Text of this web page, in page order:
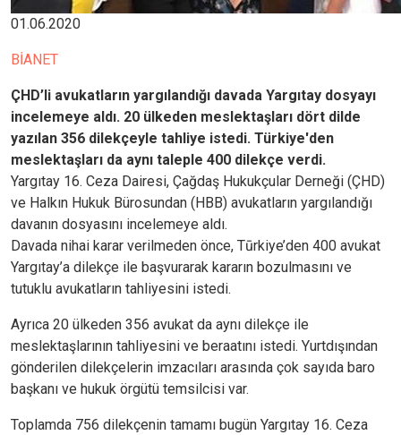
01.06.2020
BİANET
ÇHD’li avukatların yargılandığı davada Yargıtay dosyayı
incelemeye aldı. 20 ülkeden meslektaşları dört dilde
yazılan 356 dilekçeyle tahliye istedi. Türkiye'den
meslektaşları da aynı taleple 400 dilekçe verdi.
Yargıtay 16. Ceza Dairesi, Çağdaş Hukukçular Derneği (ÇHD)
ve Halkın Hukuk Bürosundan (HBB) avukatların yargılandığı
davanın dosyasını incelemeye aldı.
Davada nihai karar verilmeden önce, Tūrkiye’den 400 avukat
Yargıtay’a dilekçe ile başvurarak kararın bozulmasını ve
tutuklu avukatların tahliyesini istedi.
Ayrıca 20 ülkeden 356 avukat da aynı dilekçe ile
meslektaşlarının tahliyesini ve beraatını istedi. Yurtdışından
gönderilen dilekçelerin imzacıları arasında çok sayıda baro
başkanı ve hukuk örgütü temsilcisi var.
Toplamda 756 dilekçenin tamamı bugün Yargıtay 16. Ceza